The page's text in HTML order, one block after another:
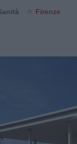
Firenze